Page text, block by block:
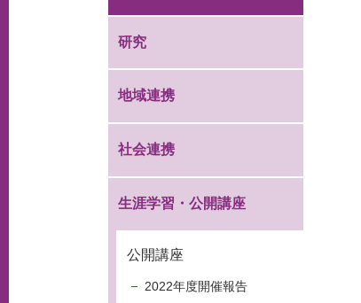
研究
地域連携
社会連携
生涯学習・公開講座
公開講座
2022年度開催報告